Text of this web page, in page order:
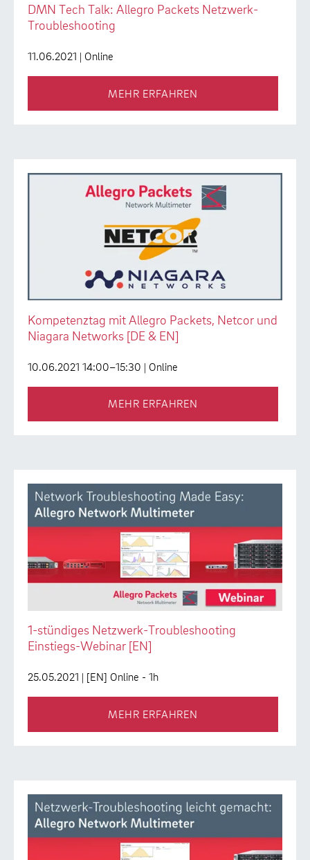
DMN Tech Talk: Allegro Packets Netzwerk-
Troubleshooting
11.06.2021 | Online
MEHR ERFAHREN
Kompetenztag mit Allegro Packets, Netcor und
Niagara Networks [DE & EN]
10.06.2021 14:00–15:30 | Online
MEHR ERFAHREN
1-stündiges Netzwerk-Troubleshooting
Einstiegs-Webinar [EN]
25.05.2021 | [EN] Online - 1h
MEHR ERFAHREN